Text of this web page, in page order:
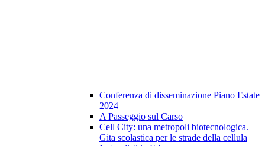
Conferenza di disseminazione Piano Estate
2024
A Passeggio sul Carso
Cell City: una metropoli biotecnologica.
Gita scolastica per le strade della cellula